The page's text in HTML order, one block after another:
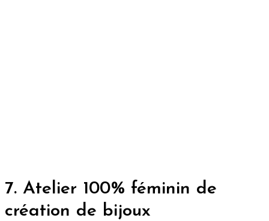
7. Atelier 100% féminin de
création de bijoux